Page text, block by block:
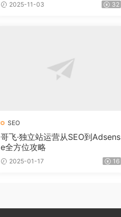
2025-11-03 32
SEO
哥飞·独立站运营从SEO到Adsens
e全方位攻略
2025-01-17 16